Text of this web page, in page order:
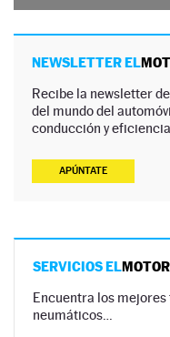
NEWSLETTER EL
Recibe la newsletter
del mundo del
conducción y eficiencia.
APÚNTATE
SERVICIOS ELMOTOR
Encuentra los
neumáticos…